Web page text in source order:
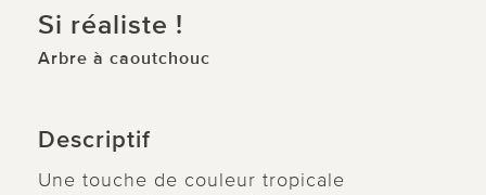
Si réaliste !
Arbre à caoutchouc
Descriptif
Une touche de couleur tropicale